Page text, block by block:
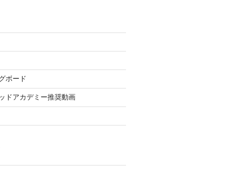
ボード
ドアカデミー推奨動画